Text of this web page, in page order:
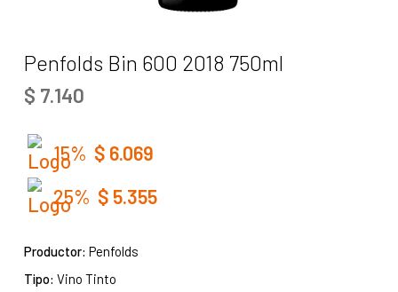
Penfolds Bin 600 2018 750ml
$ 7.140
15% $ 6.069
25% $ 5.355
Productor: Penfolds
Tipo: Vino Tinto